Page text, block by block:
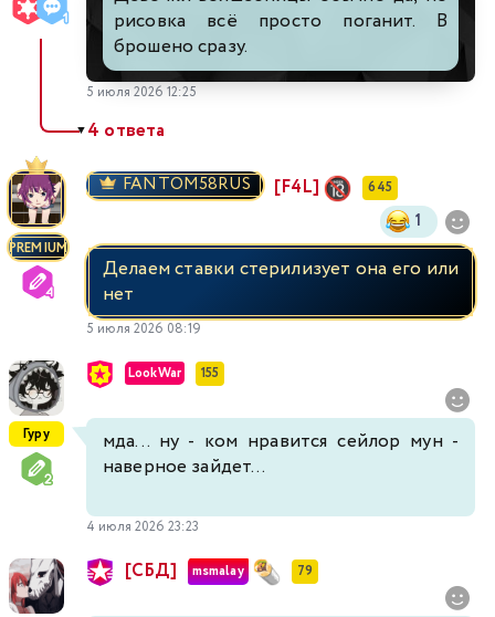
рисовка всё просто поганит. В
брошено сразу.
5 июля 2026 12:25
▼4 ответа
PREMIUM
FANTOM58RUS [F4L] 645
1
Делаем ставки стерилизует она его или
нет
5 июля 2026 08:19
Гуру
LookWar 155
мда... ну - ком нравится сейлор мун -
наверное зайдет...
4 июля 2026 23:23
[СБД] msmalay 79